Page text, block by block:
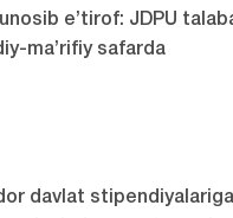
e’tirof: JDPU
ma’rifiy safarda
davlat stipendiyalariga